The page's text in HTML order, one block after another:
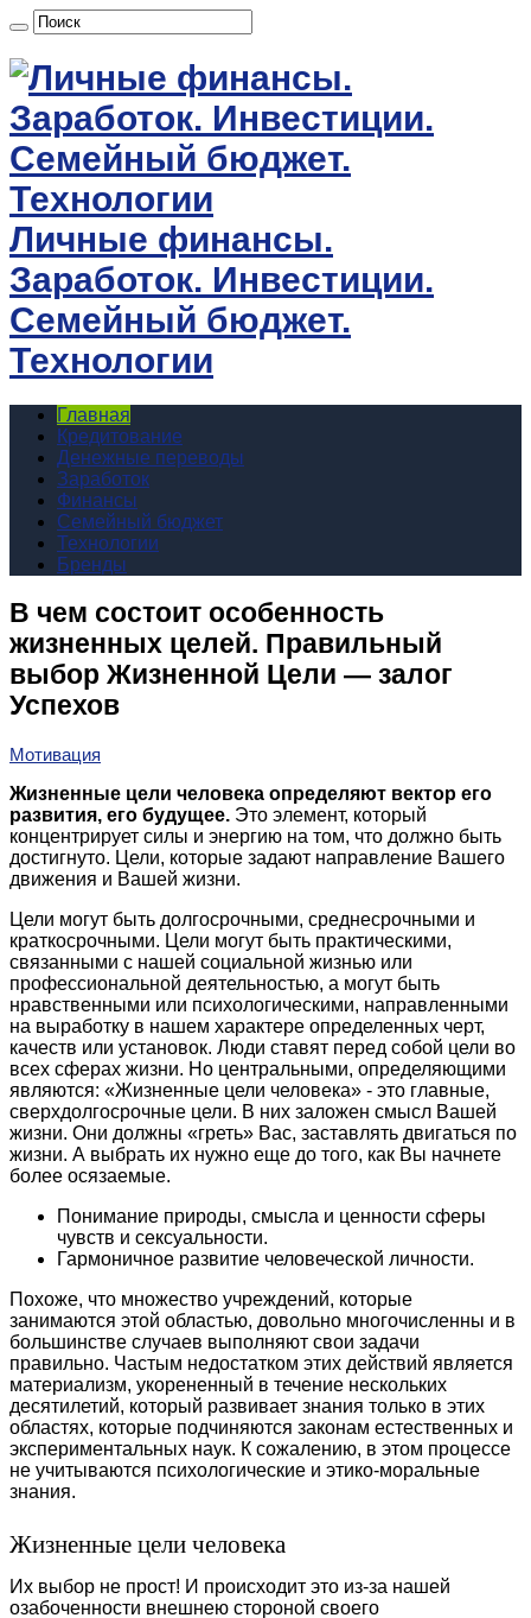
Личные финансы.
Заработок. Инвестиции.
Семейный бюджет.
Технологии
Главная
Кредитование
Денежные переводы
Заработок
Финансы
Семейный бюджет
Технологии
Бренды
В чем состоит особенность
жизненных целей. Правильный
выбор Жизненной Цели — залог
Успехов
Мотивация
Жизненные цели человека определяют вектор его
развития, его будущее. Это элемент, который
концентрирует силы и энергию на том, что должно быть
достигнуто. Цели, которые задают направление Вашего
движения и Вашей жизни.
Цели могут быть долгосрочными, среднесрочными и
краткосрочными. Цели могут быть практическими,
связанными с нашей социальной жизнью или
профессиональной деятельностью, а могут быть
нравственными или психологическими, направленными
на выработку в нашем характере определенных черт,
качеств или установок. Люди ставят перед собой цели во
всех сферах жизни. Но центральными, определяющими
являются: «Жизненные цели человека» - это главные,
сверхдолгосрочные цели. В них заложен смысл Вашей
жизни. Они должны «греть» Вас, заставлять двигаться по
жизни. А выбрать их нужно еще до того, как Вы начнете
более осязаемые.
Понимание природы, смысла и ценности сферы
чувств и сексуальности.
Гармоничное развитие человеческой личности.
Похоже, что множество учреждений, которые
занимаются этой областью, довольно многочисленны и в
большинстве случаев выполняют свои задачи
правильно. Частым недостатком этих действий является
материализм, укорененный в течение нескольких
десятилетий, который развивает знания только в этих
областях, которые подчиняются законам естественных и
экспериментальных наук. К сожалению, в этом процессе
не учитываются психологические и этико-моральные
знания.
Жизненные цели человека
Их выбор не прост! И происходит это из-за нашей
озабоченности внешнею стороной своего